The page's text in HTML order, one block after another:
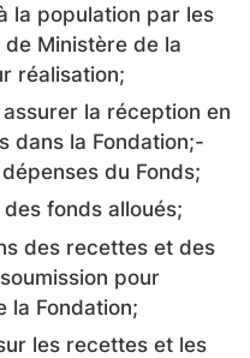
la population par les
Ministère de la
réalisation;
la réception en
dans la Fondation;-
du Fonds;
fonds alloués;
des recettes et des
pour
la Fondation;
les recettes et les